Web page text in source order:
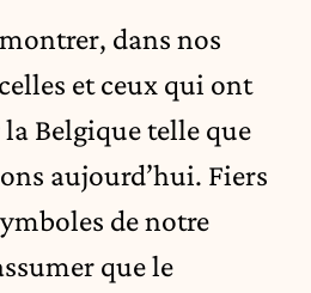
dans nos
et ceux qui ont
Belgique telle que
aujourd’hui. Fiers
de notre
que le